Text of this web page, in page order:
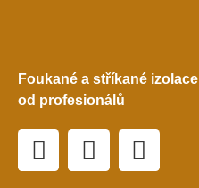
Foukané a stříkané izolace
od profesionálů